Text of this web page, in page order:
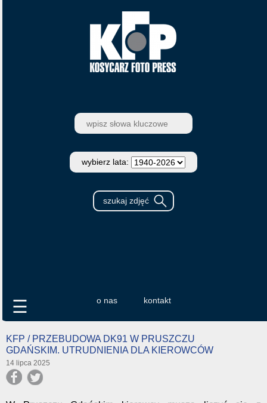
wybierz lata:
o nas kontakt
☰
KFP / PRZEBUDOWA DK91 W PRUSZCZU
GDAŃSKIM. UTRUDNIENIA DLA KIEROWCÓW
14 lipca 2025